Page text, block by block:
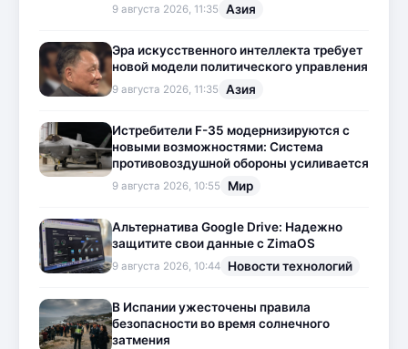
9 августа 2026, 11:35 Азия
Эра искусственного интеллекта требует
новой модели политического управления
9 августа 2026, 11:35 Азия
Истребители F-35 модернизируются с
новыми возможностями: Система
противовоздушной обороны усиливается
9 августа 2026, 10:55 Мир
Альтернатива Google Drive: Надежно
защитите свои данные с ZimaOS
9 августа 2026, 10:44 Новости технологий
В Испании ужесточены правила
безопасности во время солнечного
затмения